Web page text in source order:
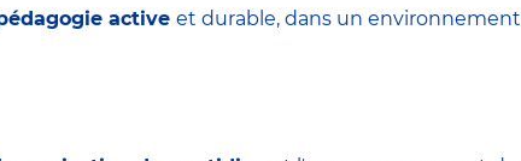
active et durable, dans un environnement